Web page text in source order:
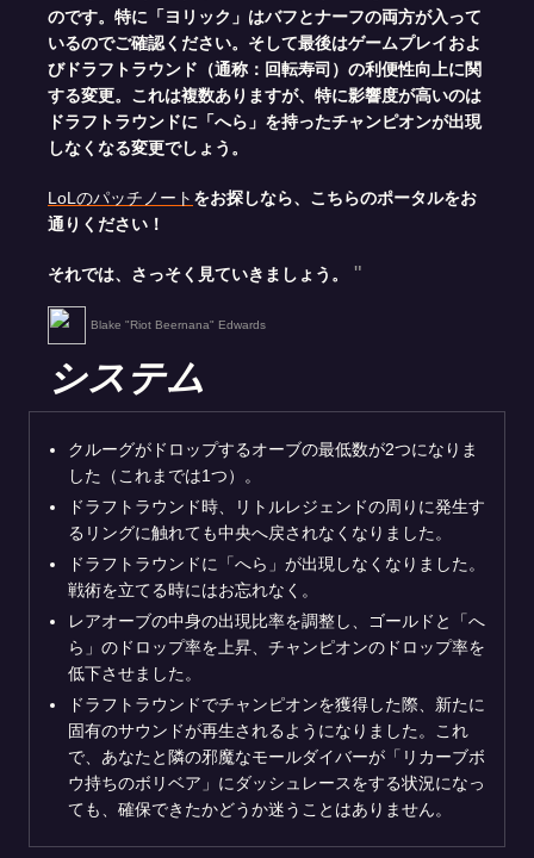
のです。特に「ヨリック」はバフとナーフの両方が入って
いるのでご確認ください。そして最後はゲームプレイおよ
びドラフトラウンド（通称：回転寿司）の利便性向上に関
する変更。これは複数ありますが、特に影響度が高いのは
ドラフトラウンドに「へら」を持ったチャンピオンが出現
しなくなる変更でしょう。
LoLのパッチノート をお探しなら、こちらのポータルをお
通りください！
それでは、さっそく見ていきましょう。
Blake "Riot Beernana" Edwards
システム
クルーグがドロップするオーブの最低数が2つになりま
した（これまでは1つ）。
ドラフトラウンド時、リトルレジェンドの周りに発生す
るリングに触れても中央へ戻されなくなりました。
ドラフトラウンドに「へら」が出現しなくなりました。
戦術を立てる時にはお忘れなく。
レアオーブの中身の出現比率を調整し、ゴールドと「へ
ら」のドロップ率を上昇、チャンピオンのドロップ率を
低下させました。
ドラフトラウンドでチャンピオンを獲得した際、新たに
固有のサウンドが再生されるようになりました。これ
で、あなたと隣の邪魔なモールダイバーが「リカーブボ
ウ持ちのボリベア」にダッシュレースをする状況になっ
ても、確保できたかどうか迷うことはありません。